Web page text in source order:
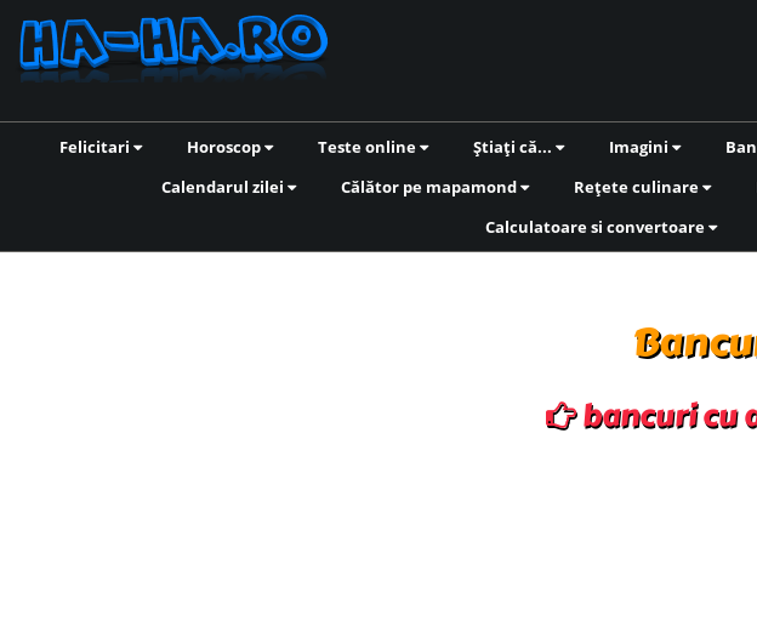
Felicitari Horoscop Teste online Știați că... Imagini
Calendarul zilei
Călător pe mapamond Rețete culinare
Calculatoare si convertoare
bancuri cu